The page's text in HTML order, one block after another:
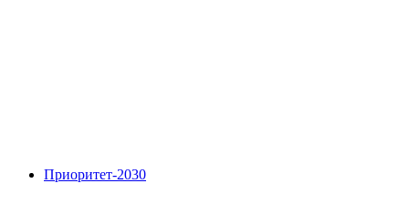
Приоритет-2030